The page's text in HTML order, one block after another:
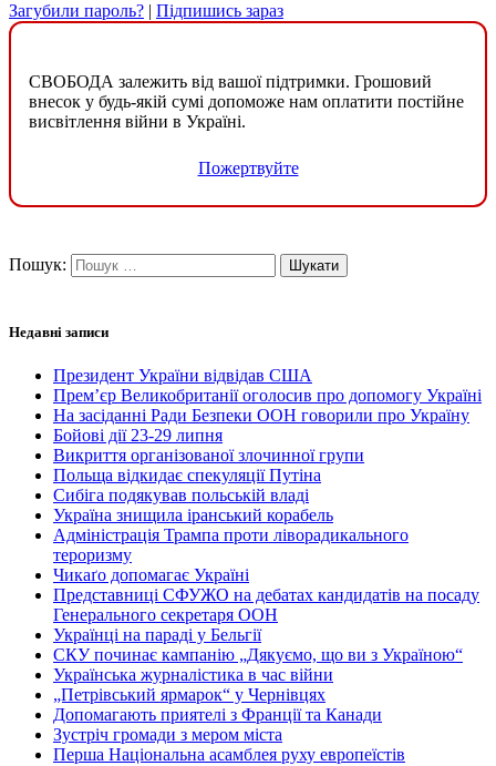
Загубили пароль? | Підпишись зараз
СВОБОДА залежить від вашої підтримки. Грошовий
внесок у будь-якій сумі допоможе нам оплатити постійне
висвітлення війни в Україні.
Пожертвуйте
Пошук:
Недавні записи
Президент України відвідав США
Прем’єр Великобританії оголосив про допомогу Україні
На засіданні Ради Безпеки ООН говорили про Україну
Бойові дії 23-29 липня
Викриття організованої злочинної групи
Польща відкидає спекуляції Путіна
Сибіга подякував польській владі
Україна знищила іранський корабель
Адміністрація Трампа проти ліворадикального
тероризму
Чикаґо допомагає Україні
Представниці СФУЖО на дебатах кандидатів на посаду
Генерального секретаря ООН
Українці на параді у Бельгії
СКУ починає кампанію „Дякуємо, що ви з Україною“
Українська журналістика в час війни
„Петрівський ярмарок“ у Чернівцях
Допомагають приятелі з Франції та Канади
Зустріч громади з мером міста
Перша Національна асамблея руху европеїстів